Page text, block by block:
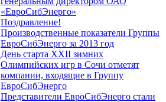
«ЕвроСибЭнерго»
Поздравление!
Производственные показатели Группы
ЕвроСибЭнерго за 2013 год
День старта XXII зимних
Олимпийских игр в Сочи отметят
компании, входящие в Группу
ЕвроСибЭнерго
Представители ЕвроСибЭнерго стали